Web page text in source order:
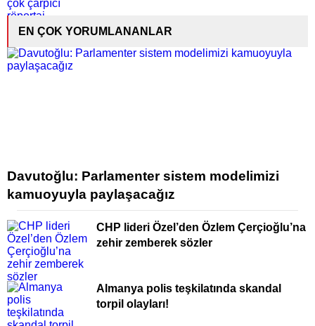
EN ÇOK YORUMLANANLAR
Davutoğlu: Parlamenter sistem modelimizi
kamuoyuyla paylaşacağız
CHP lideri Özel’den Özlem Çerçioğlu’na
zehir zemberek sözler
Almanya polis teşkilatında skandal
torpil olayları!